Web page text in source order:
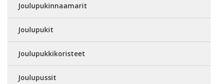
Joulupukinnaamarit
Joulupukit
Joulupukkikoristeet
Joulupussit